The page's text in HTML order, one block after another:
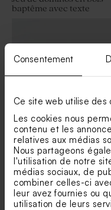
Consentement
Ce site web utilise des
Les cookies nous
contenu et les
relatives aux médias
Nous partageons
l'utilisation de notre
médias sociaux, de
combiner celles-ci
leur avez fournies ou
utilisation de leurs
baptême avec texte
Stylo personnalisé en
baptême